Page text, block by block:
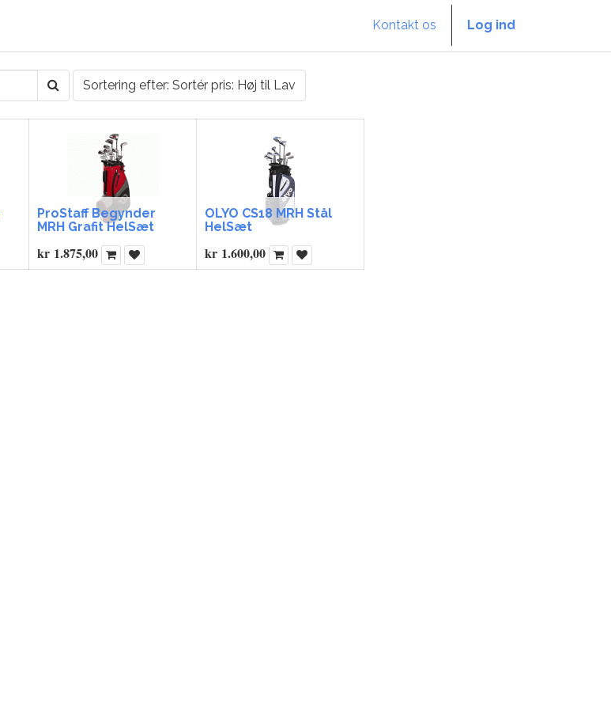
Kontakt os Log ind
Sortering efter: Sortér pris: Høj til Lav
ProStaff Begynder
MRH Grafit HelSæt
kr 1.875,00
OLYO CS18 MRH Stål
HelSæt
kr 1.600,00